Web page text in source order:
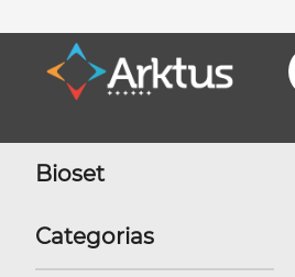
Bioset
Categorias